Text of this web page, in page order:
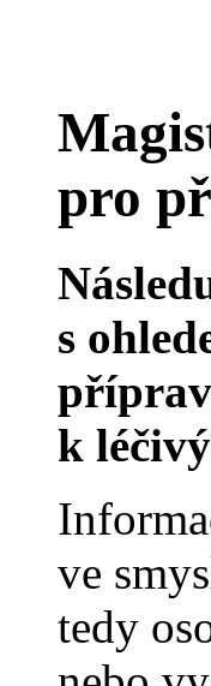
pro
s
k
ve
tedy